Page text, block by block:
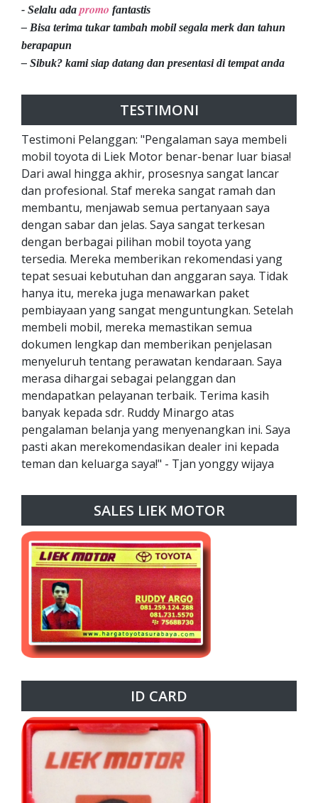
- Selalu ada promo fantastis
– Bisa terima tukar tambah mobil segala merk dan tahun
berapapun
– Sibuk? kami siap datang dan presentasi di tempat anda
TESTIMONI
Testimoni Pelanggan: "Pengalaman saya membeli
mobil toyota di Liek Motor benar-benar luar biasa!
Dari awal hingga akhir, prosesnya sangat lancar
dan profesional. Staf mereka sangat ramah dan
membantu, menjawab semua pertanyaan saya
dengan sabar dan jelas. Saya sangat terkesan
dengan berbagai pilihan mobil toyota yang
tersedia. Mereka memberikan rekomendasi yang
tepat sesuai kebutuhan dan anggaran saya. Tidak
hanya itu, mereka juga menawarkan paket
pembiayaan yang sangat menguntungkan. Setelah
membeli mobil, mereka memastikan semua
dokumen lengkap dan memberikan penjelasan
menyeluruh tentang perawatan kendaraan. Saya
merasa dihargai sebagai pelanggan dan
mendapatkan pelayanan terbaik. Terima kasih
banyak kepada sdr. Ruddy Minargo atas
pengalaman belanja yang menyenangkan ini. Saya
pasti akan merekomendasikan dealer ini kepada
teman dan keluarga saya!" - Tjan yonggy wijaya
SALES LIEK MOTOR
ID CARD